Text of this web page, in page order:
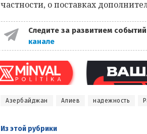
частности, о поставках
Следите за развитием
канале
Азербайджан Алиев надежность
Из этой рубрики